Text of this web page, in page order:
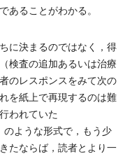
あることがわかる。
に決まるのではなく，得
検査の追加あるいは治療
のレスポンスをみて次の
を紙上で再現するのは難
われていた
ような形式で，もう少
たならば，読者とより一